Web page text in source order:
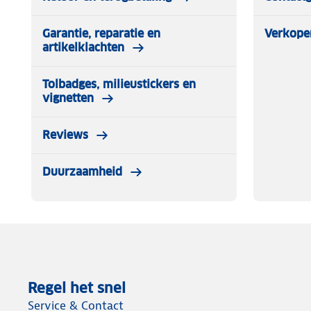
Gewicht: 4200 gram
Garantie, reparatie en
artikelklachten
Tolbadges, milieustickers en
vignetten
Reviews
Duurzaamheid
Regel het snel
Service & Contact